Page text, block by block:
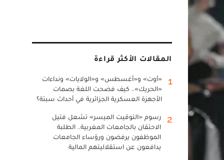
المقالات الأكثر قراءة
1
«أوت» و«أغسطس» و«الولايات» ونداءات
«الحريك».. كيف فضحت اللغة بصمات
الأجهزة العسكرية الجزائرية في أحداث سبتة؟
2
رسوم «التوقيت الميسر» تشعل فتيل
الاحتقان بالجامعات المغربية.. الطلبة
الموظفون يرفضون ورؤساء الجامعات
يدافعون عن استقلاليتهم المالية